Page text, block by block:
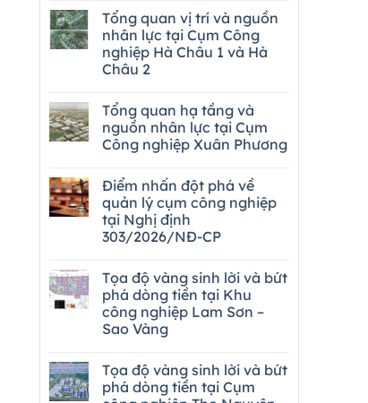
Tổng quan vị trí và nguồn
nhân lực tại Cụm Công
nghiệp Hà Châu 1 và Hà
Châu 2
Tổng quan hạ tầng và
nguồn nhân lực tại Cụm
Công nghiệp Xuân Phương
Điểm nhấn đột phá về
quản lý cụm công nghiệp
tại Nghị định
303/2026/NĐ-CP
Tọa độ vàng sinh lời và bứt
phá dòng tiền tại Khu
công nghiệp Lam Sơn –
Sao Vàng
Tọa độ vàng sinh lời và bứt
phá dòng tiền tại Cụm